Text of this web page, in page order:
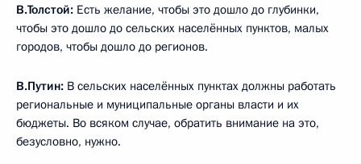
В.Толстой: Есть желание, чтобы это дошло до глубинки,
чтобы это дошло до сельских населённых пунктов, малых
городов, чтобы дошло до регионов.
В.Путин: В сельских населённых пунктах должны работать
региональные и муниципальные органы власти и их
бюджеты. Во всяком случае, обратить внимание на это,
безусловно, нужно.